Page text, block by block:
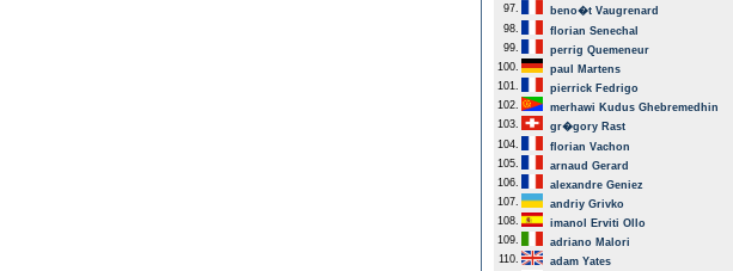
97.
beno�t Vaugrenard
98.
florian Senechal
99.
perrig Quemeneur
100.
paul Martens
101.
pierrick Fedrigo
102.
merhawi Kudus Ghebremedhin
103.
gr�gory Rast
104.
florian Vachon
105.
arnaud Gerard
106.
alexandre Geniez
107.
andriy Grivko
108.
imanol Erviti Ollo
109.
adriano Malori
110.
adam Yates